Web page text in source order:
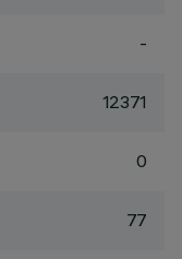
-
12371
0
77